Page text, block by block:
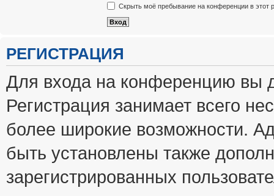
Скрыть моё пребывание на конференции в этот
РЕГИСТРАЦИЯ
Для входа на конференцию вы
Регистрация занимает всего
более широкие возможности.
быть установлены также
зарегистрированных